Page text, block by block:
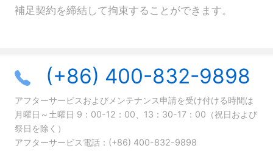
補足契約を締結して拘束することができます。
(+86) 400-832-9898
アフターサービスおよびメンテナンス申請を受け付ける時間は
月曜日～土曜日 9：00-12：00、13：30-17：00（祝日および
祭日を除く）
アフターサービス電話： (+86) 400-832-9898